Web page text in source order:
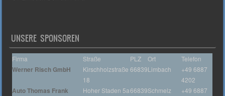
UNSERE SPONSOREN
Firma Straße PLZ Ort Telefon
Werner Risch GmbH
Kirschholzstraße
18
66839Limbach
+49 6887
4202
Auto Thomas Frank Hoher Staden 5a66839Schmelz
+49 6887